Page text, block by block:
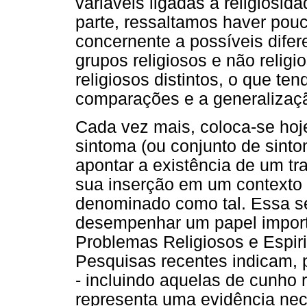
parte, ressaltamos haver
concernente a possíveis
grupos religiosos e não
religiosos distintos, o que
comparações e a
Cada vez mais, coloca-se
sintoma (ou conjunto de
apontar a existência de um
sua inserção em um
denominado como tal. Essa
desempenhar um papel
Problemas Religiosos e
Pesquisas recentes indicam,
- incluindo aquelas de cunho
representa uma evidência